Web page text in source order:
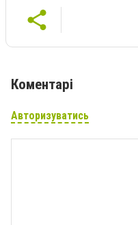
Коментарі
Авторизуватись